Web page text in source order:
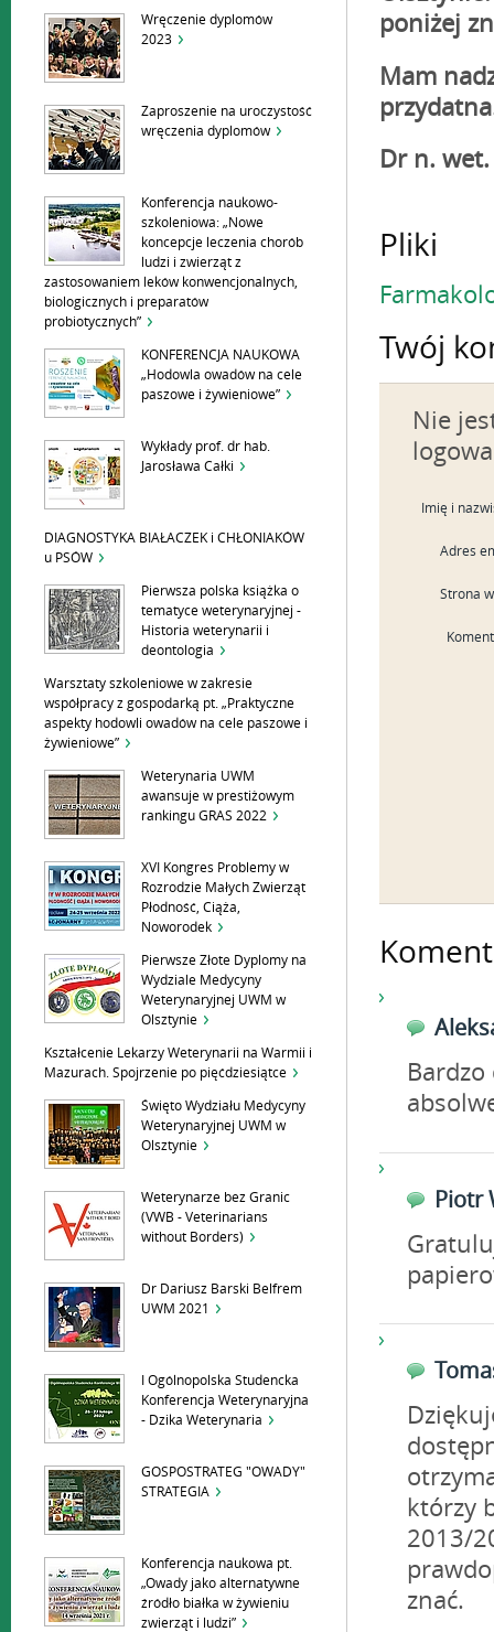
Wręczenie dyplomów
2023
Zaproszenie na uroczystość
wręczenia dyplomów
Konferencja naukowo-
szkoleniowa: „Nowe
koncepcje leczenia chorób
ludzi i zwierząt z
zastosowaniem leków konwencjonalnych,
biologicznych i preparatów
probiotycznych”
KONFERENCJA NAUKOWA
„Hodowla owadów na cele
paszowe i żywieniowe”
Wykłady prof. dr hab.
Jarosława Całki
DIAGNOSTYKA BIAŁACZEK i CHŁONIAKÓW
u PSÓW
Pierwsza polska książka o
tematyce weterynaryjnej -
Historia weterynarii i
deontologia
Warsztaty szkoleniowe w zakresie
współpracy z gospodarką pt. „Praktyczne
aspekty hodowli owadów na cele paszowe i
żywieniowe”
Weterynaria UWM
awansuje w prestiżowym
rankingu GRAS 2022
XVI Kongres Problemy w
Rozrodzie Małych Zwierząt
Płodność, Ciąża,
Noworodek
Pierwsze Złote Dyplomy na
Wydziale Medycyny
Weterynaryjnej UWM w
Olsztynie
Kształcenie Lekarzy Weterynarii na Warmii i
Mazurach. Spojrzenie po pięćdziesiątce
Święto Wydziału Medycyny
Weterynaryjnej UWM w
Olsztynie
Weterynarze bez Granic
(VWB - Veterinarians
without Borders)
Dr Dariusz Barski Belfrem
UWM 2021
I Ogólnopolska Studencka
Konferencja Weterynaryjna
- Dzika Weterynaria
GOSPOSTRATEG "OWADY"
STRATEGIA
Konferencja naukowa pt.
„Owady jako alternatywne
źródło białka w żywieniu
zwierząt i ludzi”
poniżej
Mam
Dr n.
Pliki
Twój
Nie
Imię i
Adres
Strona
którzy
2013/
znać.